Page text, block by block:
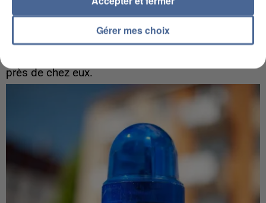
4 août 2026
Le gouvernement et l’Ademe publient une carte
interactive des lieux...
près de chez eux.
Gérer mes choix